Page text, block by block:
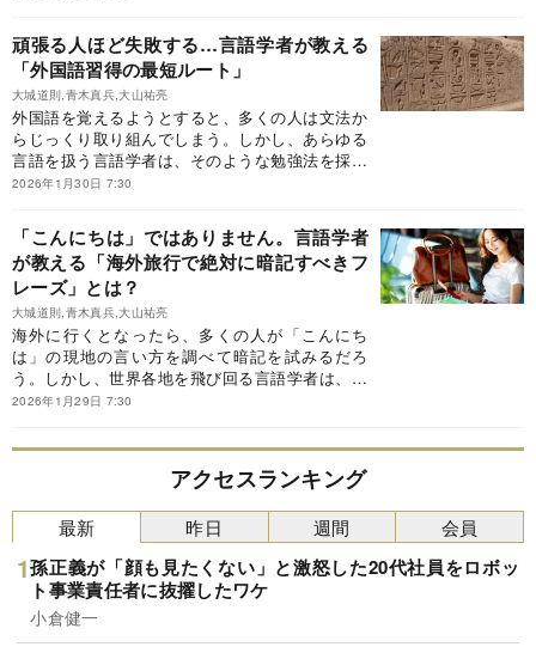
エログリフは、どのようなルールで成り立ってい
るのか。その構造と魅力に迫る。※本稿は、研究
者の大城道則、青木真兵、大山祐亮『古代文字を
解読していたら、研究に取り憑かれた話』（ポプ
ラ社）のうち、大城道則による執筆部分を抜粋・
編集したものです。
頑張る人ほど失敗する…言語学者が教える
「外国語習得の最短ルート」
大城道則,青木真兵,大山祐亮
外国語を覚えるようとすると、多くの人は文法か
らじっくり取り組んでしまう。しかし、あらゆる
言語を扱う言語学者は、そのような勉強法を採用
していない。受験生やビジネスパーソンにも役立
大城道則、青木真兵、大山祐亮『古代文字を解読
していたら、研究に取り憑かれた話』（ポプラ
社）のうち、大山祐亮による執筆部分を抜粋・編
集したものです。
2026年1月30日 7:30
「こんにちは」ではありません。言語学者
が教える「海外旅行で絶対に暗記すべきフ
レーズ」とは？
大城道則,青木真兵,大山祐亮
海外に行くとなったら、多くの人が「こんにち
は」の現地の言い方を調べて暗記を試みるだろ
う。しかし、世界各地を飛び回る言語学者は、そ
れよりも先に身につけるべきフレーズがあると語
は？※本稿は、研究者の大城道則、青木真兵、大
山祐亮『古代文字を解読していたら、研究に取り
憑かれた話』（ポプラ社）のうち、大山祐亮によ
る執筆部分を抜粋・編集したものです。
2026年1月29日 7:30
アクセスランキング
最新
孫正義が「顔も見たくない」と激怒した20代社員をロボッ
ト事業責任者に抜擢したワケ
小倉健一
昨日 週間 会員